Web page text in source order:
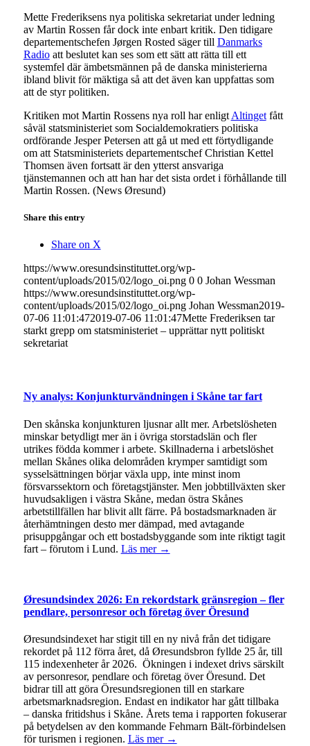
Mette Frederiksens nya politiska sekretariat under ledning
av Martin Rossen får dock inte enbart kritik. Den tidigare
departementschefen Jørgen Rosted säger till Danmarks
Radioatt beslutet kan ses som ett sätt att rätta till ett
systemfel där ämbetsmännen på de danska ministerierna
ibland blivit för mäktiga så att det även kan uppfattas som
att de styr politiken.
Kritiken mot Martin Rossens nya roll har enligt Altingetfått
såväl statsministeriet som Socialdemokratiers politiska
ordförande Jesper Petersen att gå ut med ett förtydligande
om att Statsministeriets departementschef Christian Kettel
Thomsen även fortsatt är den ytterst ansvariga
tjänstemannen och att han har det sista ordet i förhållande till
Martin Rossen. (News Øresund)
Share this entry
Share on X
https://www.oresundsinstituttet.org/wp-
content/uploads/2015/02/logo_oi.png 0 0 Johan Wessman
https://www.oresundsinstituttet.org/wp-
content/uploads/2015/02/logo_oi.png Johan Wessman2019-
07-06 11:01:472019-07-06 11:01:47Mette Frederiksen tar
starkt grepp om statsministeriet – upprättar nytt politiskt
sekretariat
Ny analys: Konjunkturvändningen i Skåne tar fart
Den skånska konjunkturen ljusnar allt mer. Arbetslösheten
minskar betydligt mer än i övriga storstadslän och fler
utrikes födda kommer i arbete. Skillnaderna i arbetslöshet
mellan Skånes olika delområden krymper samtidigt som
sysselsättningen börjar växla upp, inte minst inom
försvarssektorn och företagstjänster. Men jobbtillväxten sker
huvudsakligen i västra Skåne, medan östra Skånes
arbetstillfällen har blivit allt färre. På bostadsmarknaden är
återhämtningen desto mer dämpad, med avtagande
prisuppgångar och ett bostadsbyggande som inte riktigt tagit
fart – förutom i Lund. Läs mer →
Øresundsindex 2026: En rekordstark gränsregion – fler
pendlare, personresor och företag över Öresund
Øresundsindexet har stigit till en ny nivå från det tidigare
rekordet på 112 förra året, då Øresundsbron fyllde 25 år, till
115 indexenheter år 2026. Ökningen i indexet drivs särskilt
av personresor, pendlare och företag över Öresund. Det
bidrar till att göra Öresundsregionen till en starkare
arbetsmarknadsregion. Endast en indikator har gått tillbaka
– danska fritidshus i Skåne. Årets tema i rapporten fokuserar
på betydelsen av den kommande Fehmarn Bält-förbindelsen
för turismen i regionen. Läs mer →